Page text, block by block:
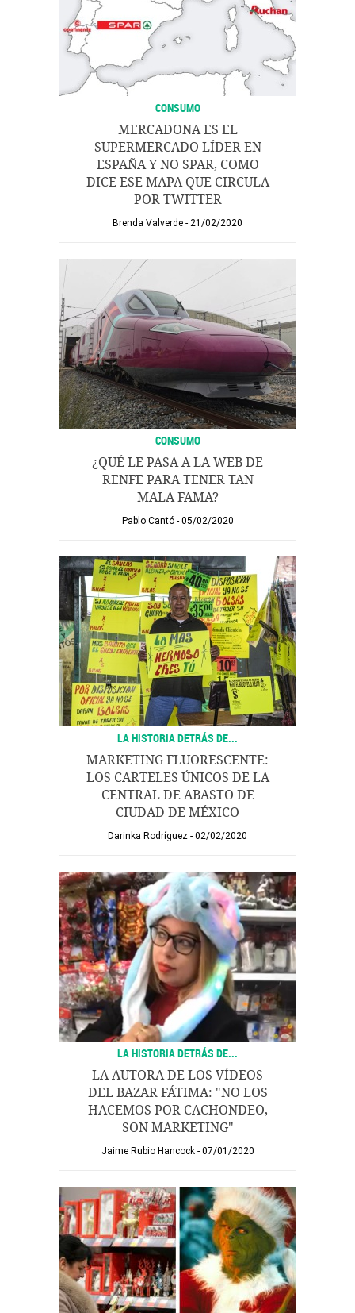
CONSUMO
MERCADONA ES EL
SUPERMERCADO LÍDER EN
ESPAÑA Y NO SPAR, COMO
DICE ESE MAPA QUE CIRCULA
POR TWITTER
Brenda Valverde 21/02/2020
CONSUMO
¿QUÉ LE PASA A LA WEB DE
RENFE PARA TENER TAN
MALA FAMA?
Pablo Cantó 05/02/2020
LA HISTORIA DETRÁS DE...
MARKETING FLUORESCENTE:
LOS CARTELES ÚNICOS DE LA
CENTRAL DE ABASTO DE
CIUDAD DE MÉXICO
Darinka Rodríguez 02/02/2020
LA HISTORIA DETRÁS DE...
LA AUTORA DE LOS VÍDEOS
DEL BAZAR FÁTIMA: "NO LOS
HACEMOS POR CACHONDEO,
SON MARKETING"
Jaime Rubio Hancock 07/01/2020